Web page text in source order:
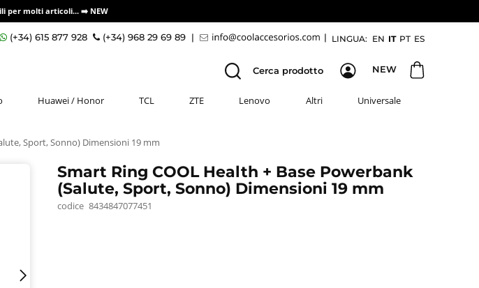
per molti articoli... ➡️ NEW
LINGUA: EN IT PT ES
(+34) 615 877 928 (+34) 968 29 69 89 | |
NEW
Cerca prodotto
Huawei / Honor TCL ZTE Lenovo Altri Universale
Sport, Sonno) Dimensioni 19 mm
Smart Ring COOL Health + Base Powerbank
(Salute, Sport, Sonno) Dimensioni 19 mm
codice 8434847077451